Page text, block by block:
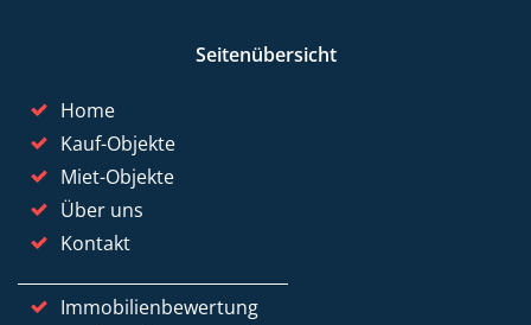
Seitenübersicht
Home
Kauf-Objekte
Miet-Objekte
Über uns
Kontakt
Immobilienbewertung